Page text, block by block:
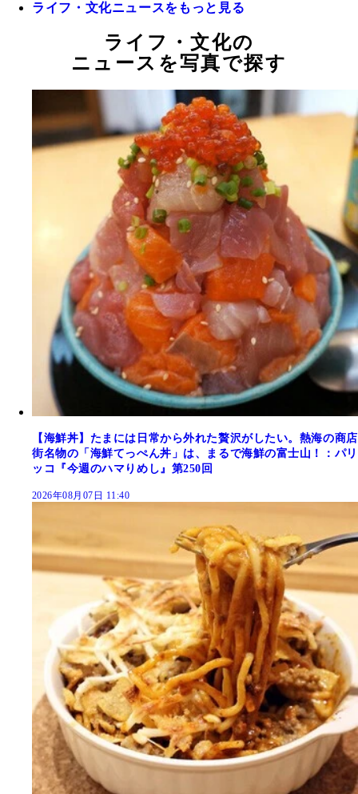
ライフ・文化ニュースをもっと見る
ライフ・文化の
ニュースを写真で探す
【海鮮丼】たまには日常から外れた贅沢がしたい。熱海の商店
街名物の「海鮮てっぺん丼」は、まるで海鮮の富士山！：パリ
ッコ『今週のハマりめし』第250回
2026年08月07日 11:40